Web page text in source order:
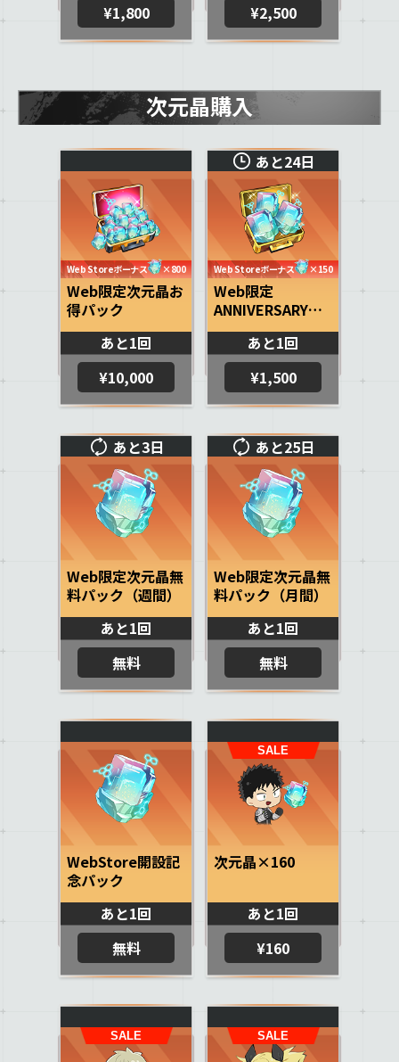
¥1,800
¥2,500
次元晶購入
Web限定次元晶お
得パック
Web Storeボーナス ×800
あと1回
¥10,000
あと24日
Web限定
ANNIVERSARYパ
ック
Web Storeボーナス ×150
あと1回
¥1,500
あと3日
Web限定次元晶無
料パック（週間）
あと1回
無料
あと25日
Web限定次元晶無
料パック（月間）
あと1回
無料
WebStore開設記
念パック
あと1回
無料
次元晶×160
あと1回
¥160